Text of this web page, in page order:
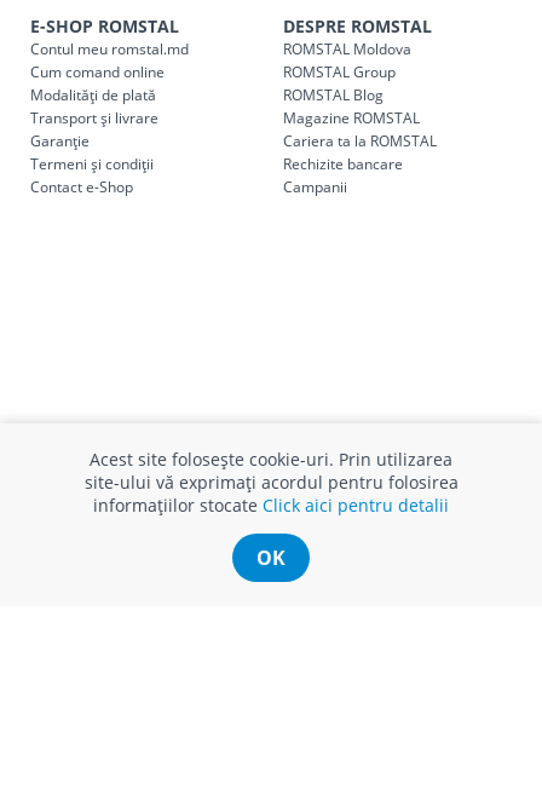
E-SHOP ROMSTAL
Contul meu romstal.md
Cum comand online
Modalități de plată
Transport și livrare
Garanție
Termeni și condiții
Contact e-Shop
DESPRE ROMSTAL
ROMSTAL Moldova
ROMSTAL Group
ROMSTAL Blog
Magazine ROMSTAL
Cariera ta la ROMSTAL
Rechizite bancare
Campanii
SUPORT CLIENȚI
Acest site folosește cookie-uri. Prin utilizarea
site-ului vă exprimați acordul pentru folosirea
informațiilor stocate Click aici pentru detalii
OK